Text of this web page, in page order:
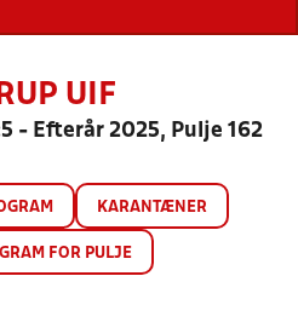
UIF
- Efterår 2025, Pulje 162
KARANTÆNER
FOR PULJE